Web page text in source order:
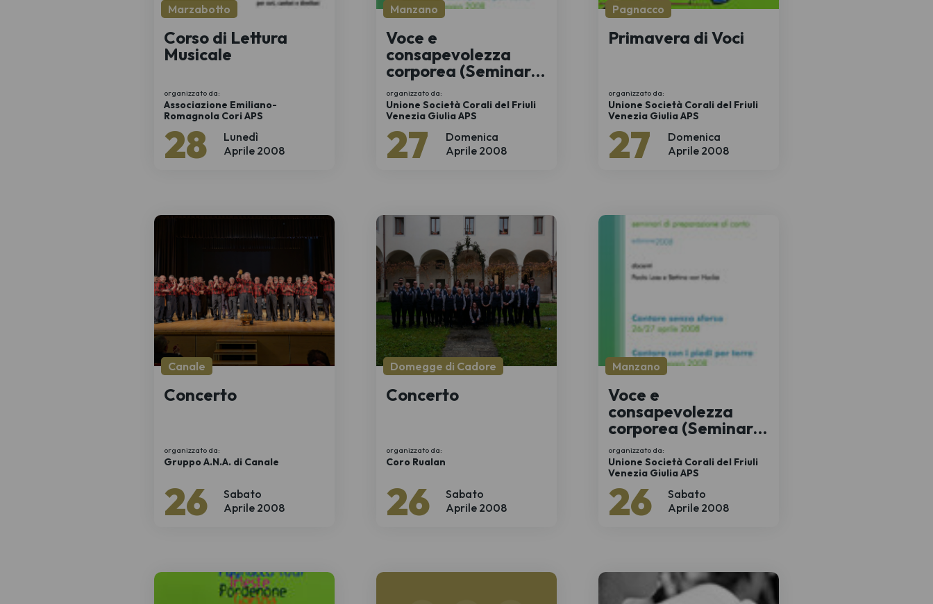
Lunedì
28 Aprile 2008
Marzabotto
Corso di Lettura
Musicale
organizzato da:
Associazione Emiliano-
Romagnola Cori APS
Domenica
27 Aprile 2008
Manzano
Voce e
consapevolezza
corporea (Seminari
di preparazione al
canto)
organizzato da:
Unione Società Corali del Friuli
Venezia Giulia APS
Domenica
27 Aprile 2008
Pagnacco
Primavera di Voci
organizzato da:
Unione Società Corali del Friuli
Venezia Giulia APS
Sabato
26 Aprile 2008
Canale
Concerto
organizzato da:
Gruppo A.N.A. di Canale
Sabato
26 Aprile 2008
Domegge di Cadore
Concerto
organizzato da:
Coro Rualan
Sabato
26 Aprile 2008
Manzano
Voce e
consapevolezza
corporea (Seminari
di preparazione al
canto)
organizzato da:
Unione Società Corali del Friuli
Venezia Giulia APS